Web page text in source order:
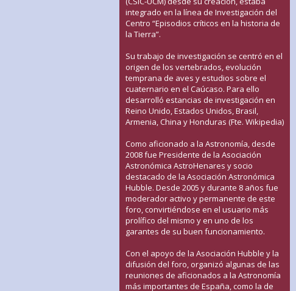
integrado en la línea de Investigación del
Centro “Episodios críticos en la historia de
la Tierra”.
Su trabajo de investigación se centró en el
origen de los vertebrados, evolución
temprana de aves y estudios sobre el
cuaternario en el Caúcaso. Para ello
desarrolló estancias de investigación en
Reino Unido, Estados Unidos, Brasil,
Armenia, China y Honduras (Fte. Wikipedia)
Como aficionado a la Astronomía, desde
2008 fue Presidente de la Asociación
Astronómica AstroHenares y socio
destacado de la Asociación Astronómica
Hubble. Desde 2005 y durante 8 años fue
moderador activo y permanente de este
foro, convirtiéndose en el usuario más
prolífico del mismo y en uno de los
garantes de su buen funcionamiento.
Con el apoyo de la Asociación Hubble y la
difusión del foro, organizó algunas de las
reuniones de aficionados a la Astronomía
más importantes de España, como la de